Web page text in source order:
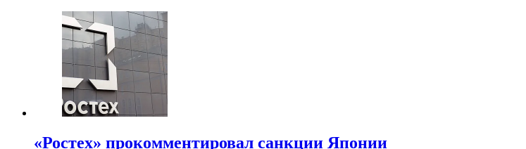
«Ростех» прокомментировал санкции Японии